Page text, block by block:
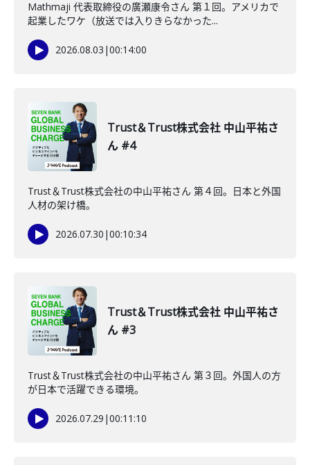
Mathmaji 代表取締役の廣瀬康令さん 第１回。アメリカで
起業したワケ（放送では入りきらなかった...
2026.08.03 |00:14:00
Trust＆Trust株式会社 中山平祐さ
ん #4
Trust＆Trust株式会社の中山平祐さん 第４回。日本と外国
人材の架け橋。
2026.07.30 |00:10:34
Trust＆Trust株式会社 中山平祐さ
ん #3
Trust＆Trust株式会社の中山平祐さん 第３回。外国人の方
が日本で活躍できる環境。
2026.07.29 |00:11:10